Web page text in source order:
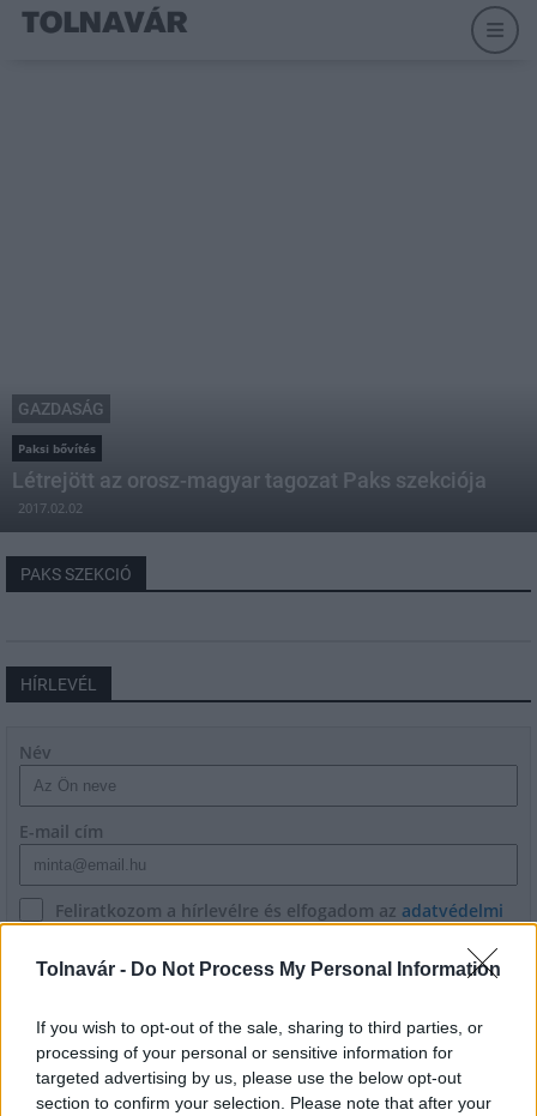
Tolnavár - Do Not Process My Personal Information
If you wish to opt-out of the sale, sharing to third parties, or
processing of your personal or sensitive information for
targeted advertising by us, please use the below opt-out
section to confirm your selection. Please note that after your
GAZDASÁG
Paksi bővítés
Létrejött az orosz-magyar tagozat Paks szekciója
2017.02.02
PAKS SZEKCIÓ
HÍRLEVÉL
Név
E-mail cím
Feliratkozom a hírlevélre és elfogadom az adatvédelmi
FELIRATKOZÁS
LEGFRISSEBB